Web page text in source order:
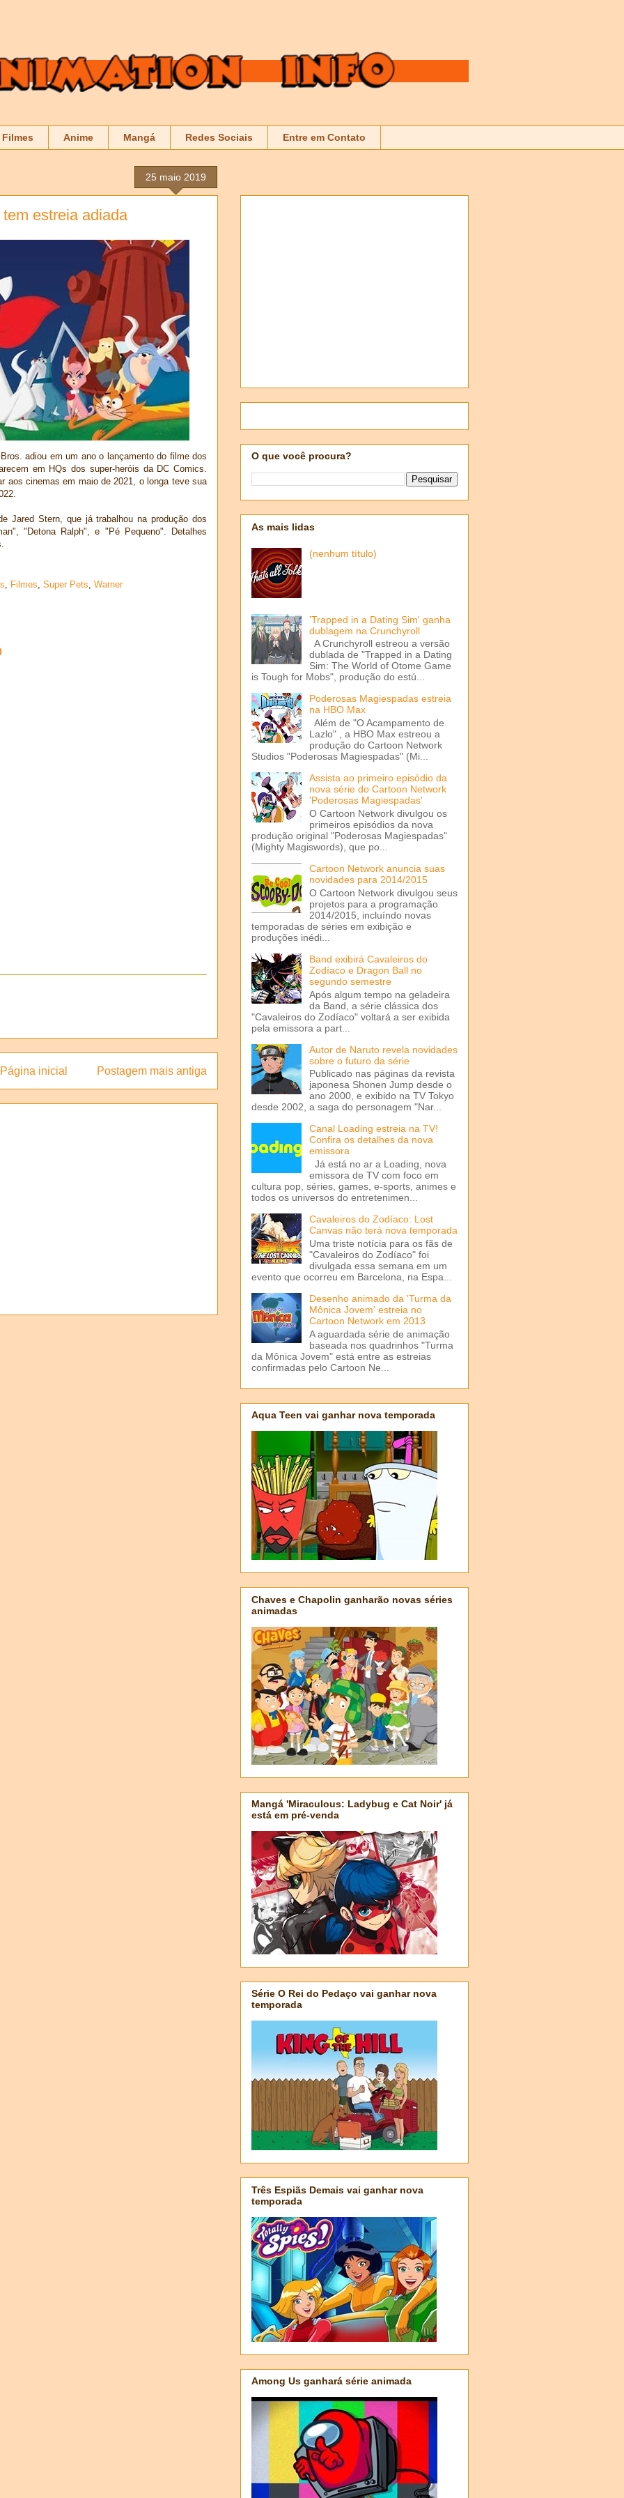
Filmes Anime Mangá Redes Sociais Entre em Contato
25 maio 2019
estreia adiada
adiou em um ano o lançamento do filme dos
em HQs dos super-heróis da DC Comics.
aos cinemas em maio de 2021, o longa teve sua
Jared Stern, que já trabalhou na produção dos
"Detona Ralph", e "Pé Pequeno". Detalhes
, Filmes, Super Pets, Warner
Postagem mais antiga
Página inicial
O que você procura?
As mais lidas
(nenhum título)
'Trapped in a Dating Sim' ganha
dublagem na Crunchyroll
A Crunchyroll estreou a versão
dublada de "Trapped in a Dating
Sim: The World of Otome Game
is Tough for Mobs", produção do estú...
Poderosas Magiespadas estreia
na HBO Max
Além de "O Acampamento de
Lazlo" , a HBO Max estreou a
produção do Cartoon Network
Studios "Poderosas Magiespadas" (Mi...
Assista ao primeiro episódio da
nova série do Cartoon Network
'Poderosas Magiespadas'
O Cartoon Network divulgou os
primeiros episódios da nova
produção original "Poderosas Magiespadas"
(Mighty Magiswords), que po...
Cartoon Network anuncia suas
novidades para 2014/2015
O Cartoon Network divulgou seus
projetos para a programação
2014/2015, incluíndo novas
temporadas de séries em exibição e
produções inédi...
Band exibirá Cavaleiros do
Zodíaco e Dragon Ball no
segundo semestre
Após algum tempo na geladeira
da Band, a série clássica dos
"Cavaleiros do Zodíaco" voltará a ser exibida
pela emissora a part...
Autor de Naruto revela novidades
sobre o futuro da série
Publicado nas páginas da revista
japonesa Shonen Jump desde o
ano 2000, e exibido na TV Tokyo
desde 2002, a saga do personagem "Nar...
Canal Loading estreia na TV!
Confira os detalhes da nova
emissora
Já está no ar a Loading, nova
emissora de TV com foco em
cultura pop, séries, games, e-sports, animes e
todos os universos do entretenimen...
Cavaleiros do Zodíaco: Lost
Canvas não terá nova temporada
Uma triste notícia para os fãs de
"Cavaleiros do Zodíaco" foi
divulgada essa semana em um
evento que ocorreu em Barcelona, na Espa...
Desenho animado da 'Turma da
Mônica Jovem' estreia no
Cartoon Network em 2013
A aguardada série de animação
baseada nos quadrinhos "Turma
da Mônica Jovem" está entre as estreias
confirmadas pelo Cartoon Ne...
Aqua Teen vai ganhar nova temporada
Chaves e Chapolin ganharão novas séries
animadas
Mangá 'Miraculous: Ladybug e Cat Noir' já
está em pré-venda
Série O Rei do Pedaço vai ganhar nova
temporada
Três Espiãs Demais vai ganhar nova
temporada
Among Us ganhará série animada